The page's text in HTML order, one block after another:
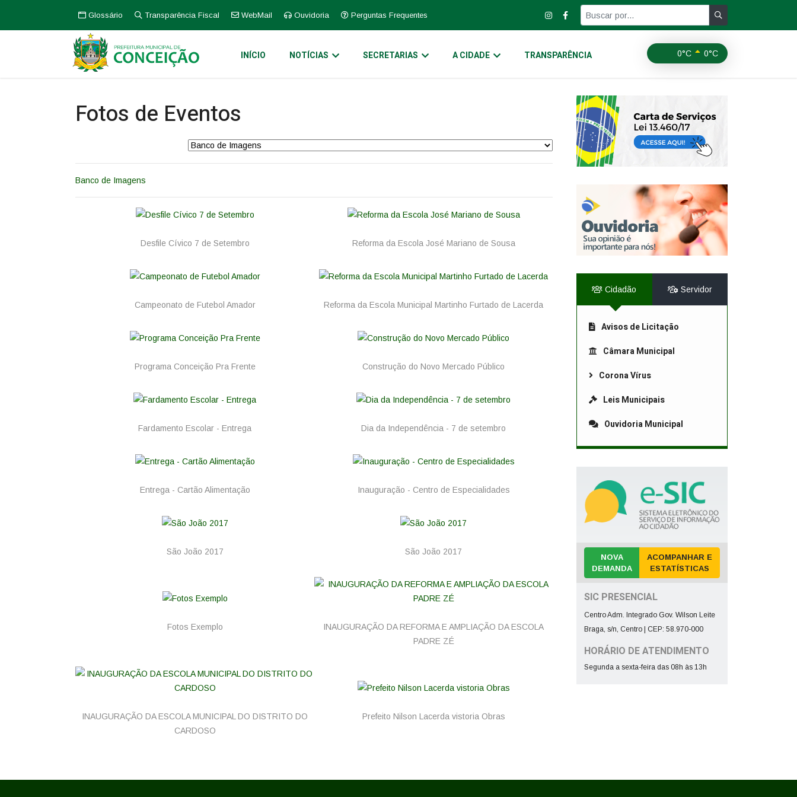
Glossário Transparência Fiscal WebMail Ouvidoria Perguntas Frequentes
0°C 0°C
INÍCIO NOTÍCIAS SECRETARIAS A CIDADE TRANSPARÊNCIA
Fotos de Eventos
Banco de Imagens
Desfile Cívico 7 de Setembro Reforma da Escola José Mariano de Sousa
Campeonato de Futebol Amador Reforma da Escola Municipal Martinho Furtado de Lacerda
Programa Conceição Pra Frente Construção do Novo Mercado Público
Fardamento Escolar - Entrega Dia da Independência - 7 de setembro
Entrega - Cartão Alimentação Inauguração - Centro de Especialidades
São João 2017 São João 2017
Fotos Exemplo
INAUGURAÇÃO DA REFORMA E AMPLIAÇÃO DA ESCOLA
PADRE ZÉ
INAUGURAÇÃO DA ESCOLA MUNICIPAL DO DISTRITO DO
CARDOSO
Prefeito Nilson Lacerda vistoria Obras
Cidadão Servidor
Avisos de Licitação
Câmara Municipal
Corona Vírus
Leis Municipais
Ouvidoria Municipal
NOVA
DEMANDA
ACOMPANHAR E
ESTATÍSTICAS
SIC PRESENCIAL
Centro Adm. Integrado Gov. Wilson Leite
Braga, s/n, Centro | CEP: 58.970-000
HORÁRIO DE ATENDIMENTO
Segunda a sexta-feira das 08h às 13h